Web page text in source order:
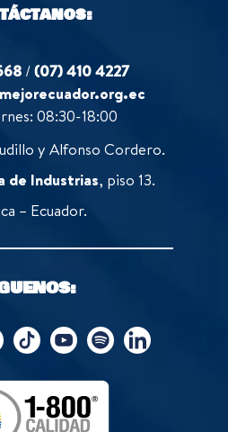
/(07) 410 4227
08:30-18:00
y Alfonso Cordero.
de Industrias, piso 13.
– Ecuador.